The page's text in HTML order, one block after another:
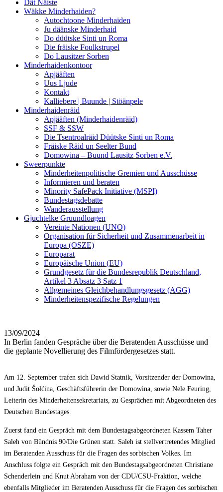
Dät Näiste
Wäkke Minderhaiden?
Autochtoone Minderhaiden
Ju däänske Minderhaid
Do düütske Sinti un Roma
Die fräiske Foulkstrupel
Do Lausitzer Sorben
Minderhaidenkontoor
Apjääften
Uus Ljude
Kontakt
Kalliebere | Buunde | Stöänpele
Minderhaidenräid
Apjääften (Minderhaidenräid)
SSF & SSW
Die Tsentroalräid Düütske Sinti un Roma
Fräiske Räid un Seelter Bund
Domowina – Buund Lausitz Sorben e.V.
Sweerpunkte
Minderheitenpolitische Gremien und Ausschüsse
Informieren und beraten
Minority SafePack Initiative (MSPI)
Bundestagsdebatte
Wanderausstellung
Gjuchtelke Gruundloagen
Vereinte Nationen (UNO)
Organisation für Sicherheit und Zusammenarbeit in
Europa (OSZE)
Europarat
Europäische Union (EU)
Grundgesetz für die Bundesrepublik Deutschland,
Artikel 3 Absatz 3 Satz 1
Allgemeines Gleichbehandlungsgesetz (AGG)
Minderheitenspezifische Regelungen
13/09/2024
In Berlin fanden Gespräche über die Beratenden Ausschüsse und
die geplante Novellierung des Filmfördergesetzes statt.
Am 12. September trafen sich Dawid Statnik, Vorsitzender der Domowina,
und Judit Šołćina, Geschäftsführerin der Domowina, sowie Nele Feuring,
Leiterin des Minderheitensekretariats, zu Gesprächen mit Abgeordneten des
Deutschen Bundestages.
Zuerst fand ein Gespräch mit dem Bundestagsabgeordneten Kassem Taher
Saleh von Bündnis 90/Die Grünen statt. Saleh ist stellvertretendes Mitglied
im Beratenden Ausschuss für die Fragen des sorbischen Volkes. Im
Anschluss folgte ein Gespräch mit den Bundestagsabgeordneten Christiane
Schenderlein und Knut Abraham von der CDU/CSU-Fraktion, welche
ebenfalls Mitglieder im Beratenden Ausschuss für die Fragen des sorbischen